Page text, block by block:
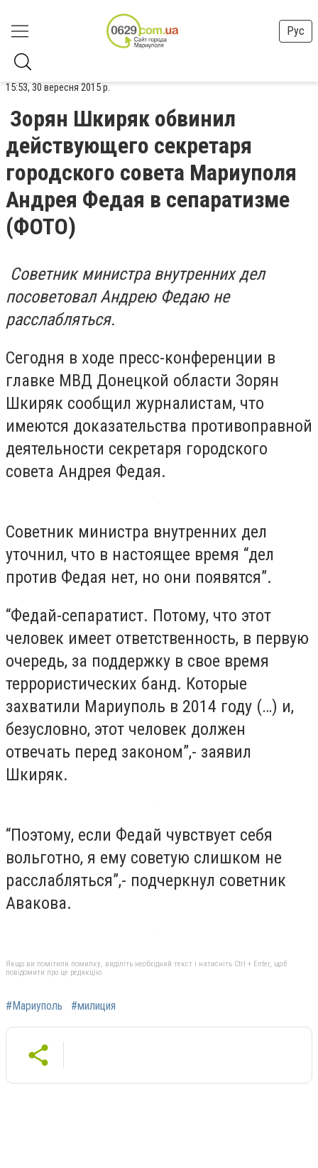
Рус
15:53, 30 вересня 2015 р.
Зорян Шкиряк обвинил
действующего секретаря
городского совета Мариуполя
Андрея Федая в сепаратизме
(ФОТО)
Советник министра внутренних дел
посоветовал Андрею Федаю не
расслабляться.
Сегодня в ходе пресс-конференции в
главке МВД Донецкой области Зорян
Шкиряк сообщил журналистам, что
имеются доказательства противоправной
деятельности секретаря городского
совета Андрея Федая.
Советник министра внутренних дел
уточнил, что в настоящее время “дел
против Федая нет, но они появятся”.
“Федай-сепаратист. Потому, что этот
человек имеет ответственность, в первую
очередь, за поддержку в свое время
террористических банд. Которые
захватили Мариуполь в 2014 году (…) и,
безусловно, этот человек должен
отвечать перед законом”,- заявил
Шкиряк.
“Поэтому, если Федай чувствует себя
вольготно, я ему советую слишком не
расслабляться”,- подчеркнул советник
Авакова.
Якщо ви помітили помилку, виділіть необхідний текст і натисніть Ctrl + Enter, щоб
повідомити про це редакцію
#Мариуполь #милиция